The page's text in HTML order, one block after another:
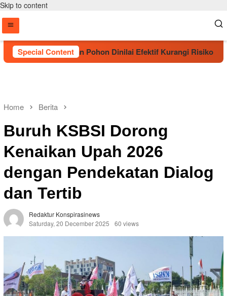
Skip to content
Special Content
Sebut Penanaman Pohon Dinilai Efektif Kurangi Risiko
Home Berita
Buruh KSBSI Dorong
Kenaikan Upah 2026
dengan Pendekatan Dialog
dan Tertib
Redaktur Konspirasinews
Saturday, 20 December 2025
60 views